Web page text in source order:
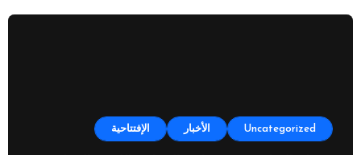
Uncategorized الأخبار الإفتتاحية